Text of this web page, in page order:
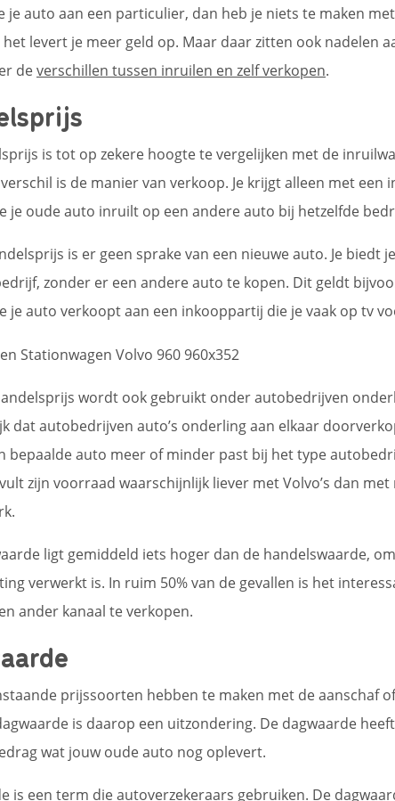
je auto aan een particulier, dan heb je niets te maken
het levert je meer geld op. Maar daar zitten ook nadelen
deverschillen tussen inruilen en zelf verkopen.
is tot op zekere hoogte te vergelijken met de
is de manier van verkoop. Je krijgt alleen met een
je oude auto inruilt op een andere auto bij hetzelfde
is er geen sprake van een nieuwe auto. Je biedt
zonder er een andere auto te kopen. Dit geldt
je auto verkoopt aan een inkooppartij die je vaak op tv
wordt ook gebruikt onder autobedrijven
dat autobedrijven auto’s onderling aan elkaar
bepaalde auto meer of minder past bij het type
zijn voorraad waarschijnlijk liever met Volvo’s dan
ligt gemiddeld iets hoger dan de handelswaarde,
verwerkt is. In ruim 50% van de gevallen is het
ander kanaal te verkopen.
prijssoorten hebben te maken met de aanschaf
is daarop een uitzondering. De dagwaarde
wat jouw oude auto nog oplevert.
is een term die autoverzekeraars gebruiken. De